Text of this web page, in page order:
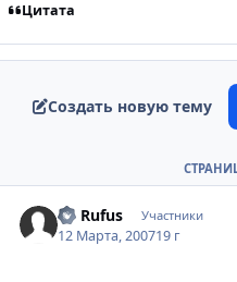
Цитата
Создать новую тему
RF Rufus Участники
12 Марта, 200719 г